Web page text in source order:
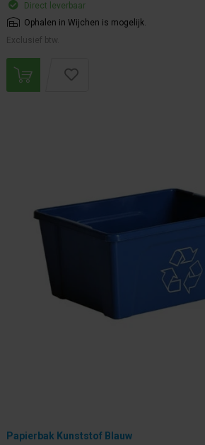
Direct leverbaar
Ophalen in Wijchen is mogelijk.
Exclusief btw.
Papierbak Kunststof Blauw